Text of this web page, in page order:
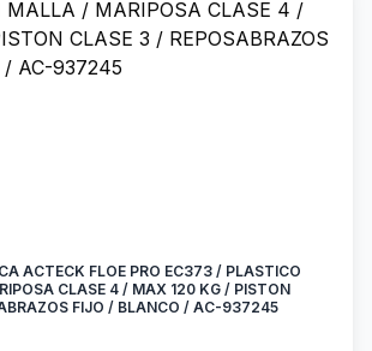
ACTECK FLOE PRO EC373 / PLASTICO
CLASE 4 / MAX 120 KG / PISTON
FIJO / BLANCO / AC-937245